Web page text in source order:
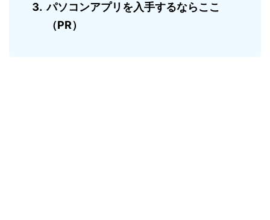
パソコンアプリを入手するならここ
（PR）